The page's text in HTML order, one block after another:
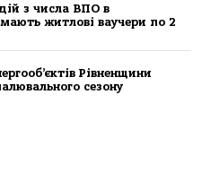
з числа ВПО в
житлові ваучери по 2
Рівненщини
сезону